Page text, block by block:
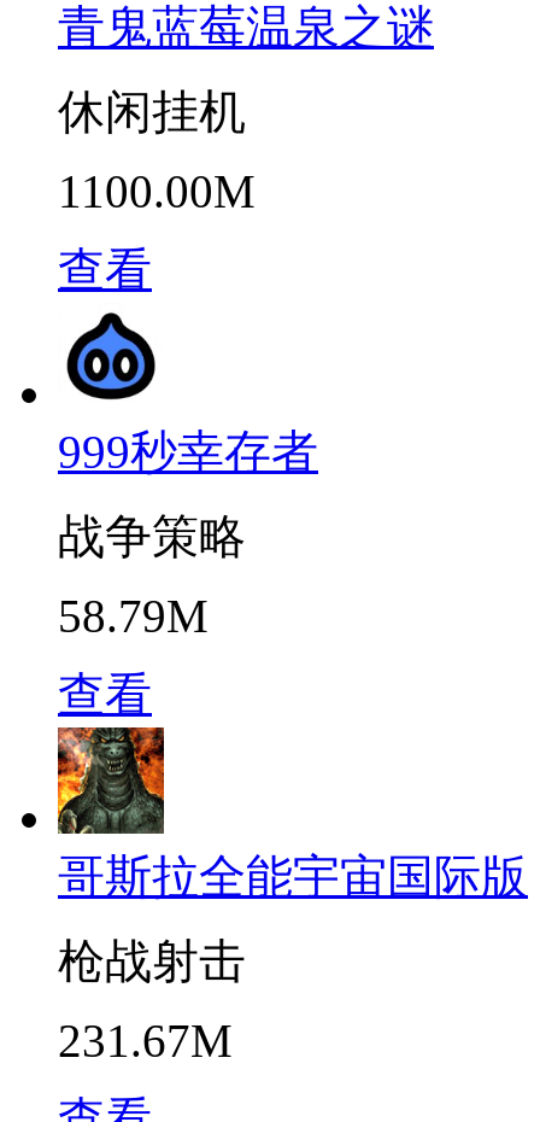
青鬼蓝莓温泉之谜
休闲挂机
1100.00M
查看
999秒幸存者
战争策略
58.79M
查看
哥斯拉全能宇宙国际版
枪战射击
231.67M